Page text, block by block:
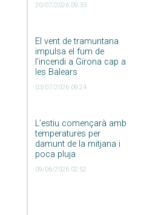
20/07/2026 09:33
El vent de tramuntana
impulsa el fum de
l’incendi a Girona cap a
les Balears
03/07/2026 09:24
L’estiu començarà amb
temperatures per
damunt de la mitjana i
poca pluja
09/06/2026 02:52